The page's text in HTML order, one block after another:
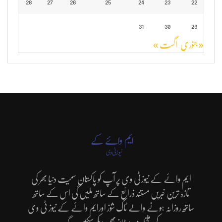
22
23
24
25
26
27
28
29
30
31
« جنوری اگست »
ایم وائے کے نیوزٹی وی پر آپ کو پاکستان سمیت دنیا بھر کی
تازہ ترین خبریں مستند ذرائع کے ساتھ ملیں گی اس کے ساتھ
ساتھ روزانہ ہونے والے ٹاک شوز اورایم وائے کے نیوز ٹی وی